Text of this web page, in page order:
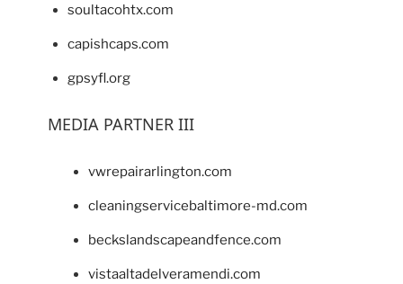
soultacohtx.com
capishcaps.com
gpsyfl.org
MEDIA PARTNER III
vwrepairarlington.com
cleaningservicebaltimore-md.com
beckslandscapeandfence.com
vistaaltadelveramendi.com